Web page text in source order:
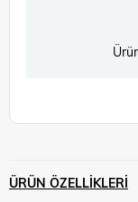
ÜRÜN ÖZELLIKLERI